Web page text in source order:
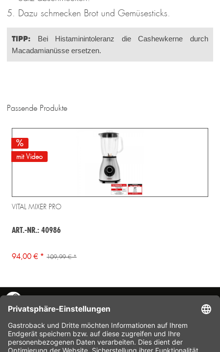
Dazu schmecken Brot und Gemüsesticks.
TIPP: Bei Histaminintoleranz die Cashewkerne durch
Macadamianüsse ersetzen.
Passende Produkte
mit Video
VITAL MIXER PRO
ART.-NR.: 40986
94,00 € * 109,99 € *
SERVICE HOTLINE